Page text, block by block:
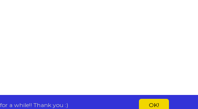
OK!
a while!! Thank you :)